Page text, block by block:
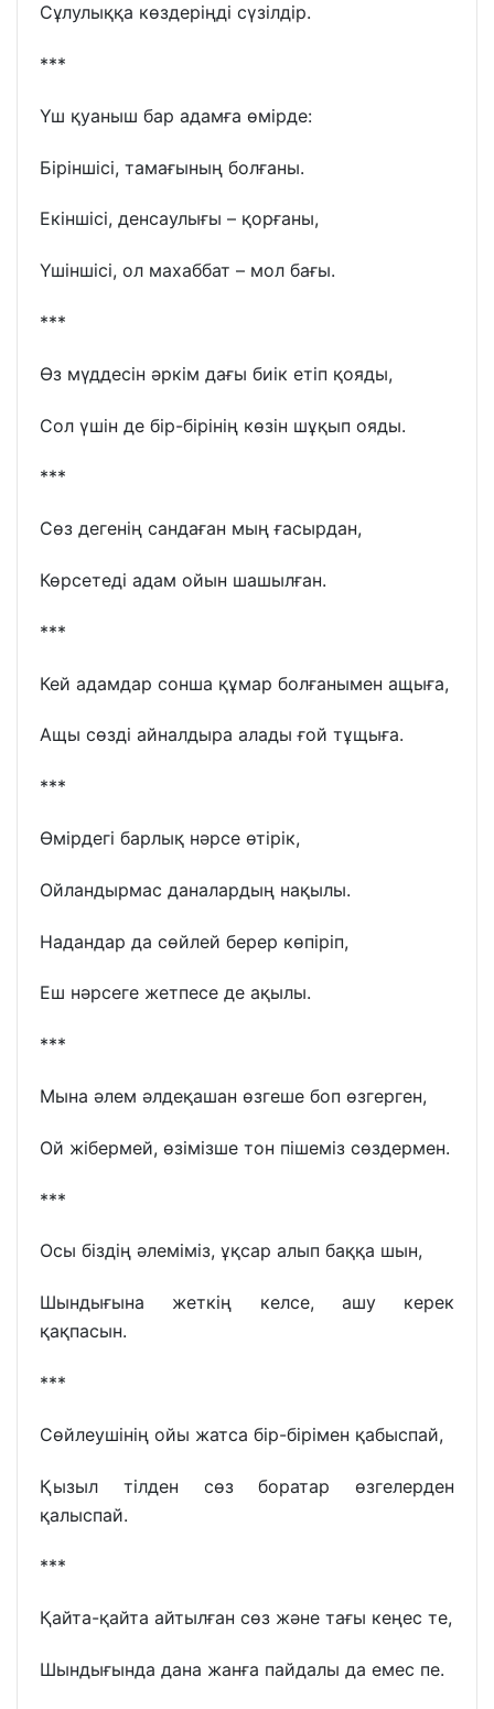
Сұлулыққа көздеріңді сүзілдір.
***
Үш қуаныш бар адамға өмірде:
Біріншісі, тамағының болғаны.
Екіншісі, денсаулығы – қорғаны,
Үшіншісі, ол махаббат – мол бағы.
***
Өз мүддесін әркім дағы биік етіп қояды,
Сол үшін де бір-бірінің көзін шұқып ояды.
***
Сөз дегенің сандаған мың ғасырдан,
Көрсетеді адам ойын шашылған.
***
Кей адамдар сонша құмар болғанымен ащыға,
Ащы сөзді айналдыра алады ғой тұщыға.
***
Өмірдегі барлық нәрсе өтірік,
Ойландырмас даналардың нақылы.
Надандар да сөйлей берер көпіріп,
Еш нәрсеге жетпесе де ақылы.
***
Мына әлем әлдеқашан өзгеше боп өзгерген,
Ой жібермей, өзімізше тон пішеміз сөздермен.
***
Осы біздің әлеміміз, ұқсар алып баққа шын,
Шындығына жеткің келсе, ашу керек
қақпасын.
***
Сөйлеушінің ойы жатса бір-бірімен қабыспай,
Қызыл тілден сөз боратар өзгелерден
қалыспай.
***
Қайта-қайта айтылған сөз және тағы кеңес те,
Шындығында дана жанға пайдалы да емес пе.